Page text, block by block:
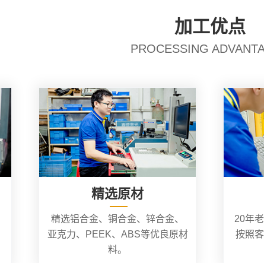
加工优点
PROCESSING
精选原材
精选铝合金、铜合金、锌合金、
亚克力、PEEK、ABS等优良原材
料。
20年
按照